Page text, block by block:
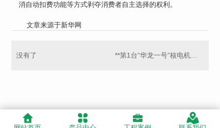
消自动扣费功能等方式剥夺消费者自主选择的权利。
文章来源于新华网
没有了